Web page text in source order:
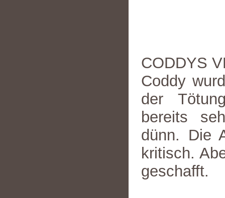
CODDYS
Coddy
der
bereits
dünn. Die
kritisch.
geschafft.